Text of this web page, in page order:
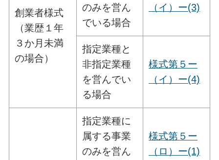
創業者様式
（業歴１年
３か月未満
の場合）
のみを営ん
でいる場合
（イ）ー(3)
指定業種と
非指定業種
を営んでい
る場合
様式第５ー
（イ）ー(4)
指定業種に
属する事業
のみを営ん
様式第５ー
（ロ）ー(1)